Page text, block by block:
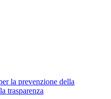
la prevenzione della
trasparenza